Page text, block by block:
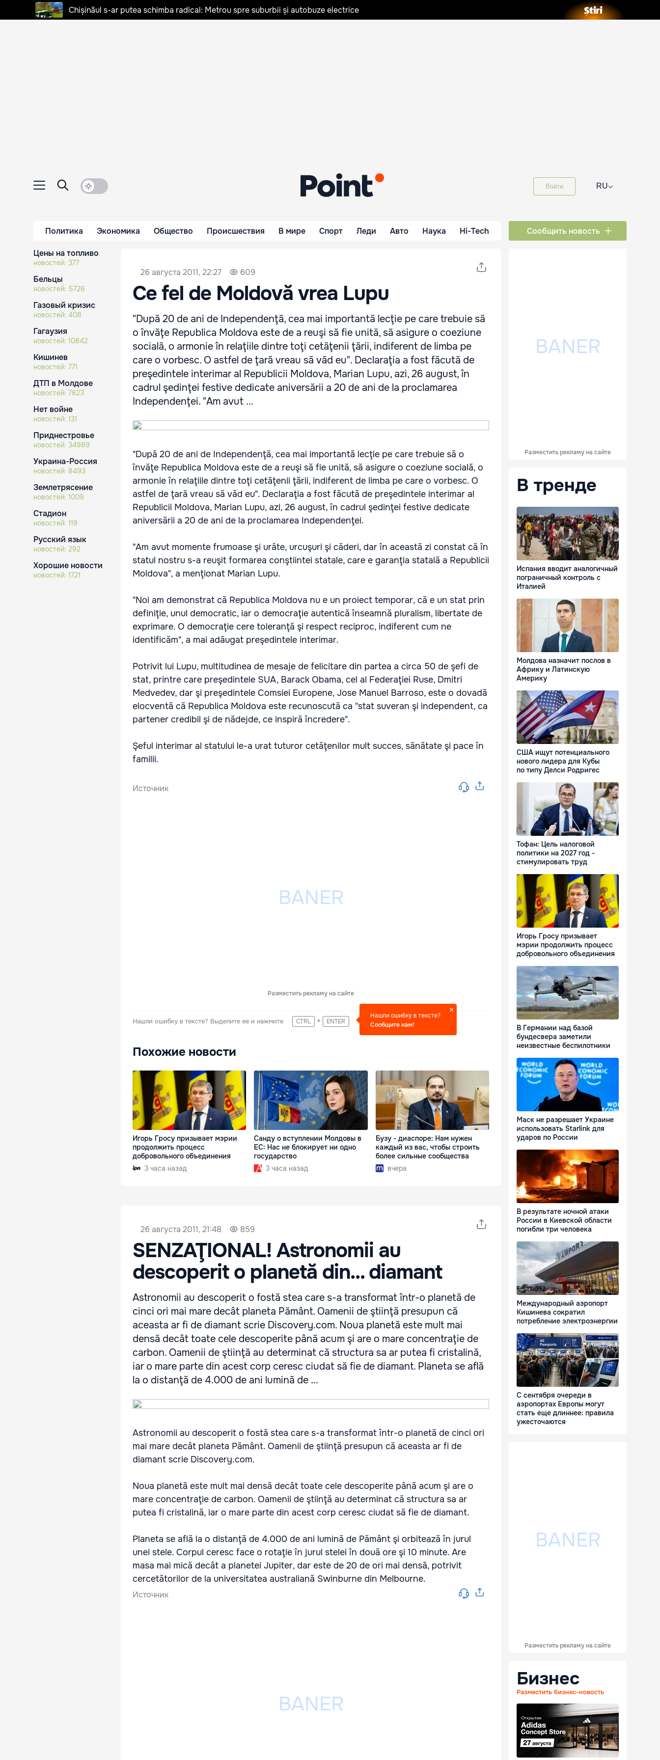
Chișinăul s-ar putea schimba radical: Metrou spre suburbii și autobuze electrice
Войти RU⌵
Политика Экономика Общество Происшествия В мире Спорт Леди Авто Наука Hi-Tech Сообщить новость
Цены на топливо
новостей: 377
Бельцы
новостей: 5726
Газовый кризис
новостей: 408
Гагаузия
новостей: 10842
Кишинев
новостей: 771
ДТП в Молдове
новостей: 7823
Нет войне
новостей: 131
Приднестровье
новостей: 34989
Украина-Россия
новостей: 8493
Землетрясение
новостей: 1009
Стадион
новостей: 119
Русский язык
новостей: 292
Хорошие новости
новостей: 1721
26 августа 2011, 22:27 609
Ce fel de Moldovă vrea Lupu
"După 20 de ani de Independenţă, cea mai importantă lecţie pe care trebuie să
o învăţe Republica Moldova este de a reuşi să fie unită, să asigure o coeziune
socială, o armonie în relaţiile dintre toţi cetăţenii ţării, indiferent de limba pe
care o vorbesc. O astfel de ţară vreau să văd eu". Declaraţia a fost făcută de
preşedintele interimar al Republicii Moldova, Marian Lupu, azi, 26 august, în
cadrul şedinţei festive dedicate aniversării a 20 de ani de la proclamarea
Independenţei. "Am avut ...
"După 20 de ani de Independenţă, cea mai importantă lecţie pe care trebuie să o
învăţe Republica Moldova este de a reuşi să fie unită, să asigure o coeziune socială, o
armonie în relaţiile dintre toţi cetăţenii ţării, indiferent de limba pe care o vorbesc. O
astfel de ţară vreau să văd eu". Declaraţia a fost făcută de preşedintele interimar al
Republicii Moldova, Marian Lupu, azi, 26 august, în cadrul şedinţei festive dedicate
aniversării a 20 de ani de la proclamarea Independenţei.
"Am avut momente frumoase şi urâte, urcuşuri şi căderi, dar în această zi constat că în
statul nostru s-a reuşit formarea conştiintei statale, care e garanţia statală a Republicii
Moldova", a menţionat Marian Lupu.
"Noi am demonstrat că Republica Moldova nu e un proiect temporar, că e un stat prin
definiţie, unul democratic, iar o democraţie autentică înseamnă pluralism, libertate de
exprimare. O democraţie cere toleranţă şi respect reciproc, indiferent cum ne
identificăm", a mai adăugat preşedintele interimar.
Potrivit lui Lupu, multitudinea de mesaje de felicitare din partea a circa 50 de şefi de
stat, printre care preşedintele SUA, Barack Obama, cel al Federaţiei Ruse, Dmitri
Medvedev, dar şi preşedintele Comsiei Europene, Jose Manuel Barroso, este o dovadă
elocventă că Republica Moldova este recunoscută ca "stat suveran şi independent, ca
partener credibil şi de nădejde, ce inspiră încredere".
Şeful interimar al statului le-a urat tuturor cetăţenilor mult succes, sănătate şi pace în
familii.
Источник
Разместить рекламу на сайте
Нашли ошибку в тексте? Выделите ее и нажмите CTRL + ENTER
Нашли ошибку в тексте?
Сообщите нам!
Похожие новости
Игорь Гросу призывает мэрии
продолжить процесс
добровольного объединения
3 часа назад
Санду о вступлении Молдовы в
ЕС: Нас не блокирует ни одно
государство
3 часа назад
Бузу - диаспоре: Нам нужен
каждый из вас, чтобы строить
более сильные сообщества
вчера
26 августа 2011, 21:48 859
SENZAŢIONAL! Astronomii au
descoperit o planetă din... diamant
Astronomii au descoperit o fostă stea care s-a transformat într-o planetă de
cinci ori mai mare decât planeta Pământ. Oamenii de ştiinţă presupun că
aceasta ar fi de diamant scrie Discovery.com. Noua planetă este mult mai
densă decât toate cele descoperite până acum şi are o mare concentraţie de
carbon. Oamenii de ştiinţă au determinat că structura sa ar putea fi cristalină,
iar o mare parte din acest corp ceresc ciudat să fie de diamant. Planeta se află
la o distanţă de 4.000 de ani lumină de ...
Astronomii au descoperit o fostă stea care s-a transformat într-o planetă de cinci ori
mai mare decât planeta Pământ. Oamenii de ştiinţă presupun că aceasta ar fi de
diamant scrie Discovery.com.
Noua planetă este mult mai densă decât toate cele descoperite până acum şi are o
mare concentraţie de carbon. Oamenii de ştiinţă au determinat că structura sa ar
putea fi cristalină, iar o mare parte din acest corp ceresc ciudat să fie de diamant.
Planeta se află la o distanţă de 4.000 de ani lumină de Pământ şi orbitează în jurul
unei stele. Corpul ceresc face o rotaţie în jurul stelei în două ore şi 10 minute. Are
masa mai mică decât a planetei Jupiter, dar este de 20 de ori mai densă, potrivit
cercetătorilor de la universitatea australiană Swinburne din Melbourne.
Источник
Разместить рекламу на сайте
В тренде
Испания вводит аналогичный
пограничный контроль с
Италией
Молдова назначит послов в
Африку и Латинскую
Америку
США ищут потенциального
нового лидера для Кубы
по типу Делси Родригес
Тофан: Цель налоговой
политики на 2027 год -
стимулировать труд
Игорь Гросу призывает
мэрии продолжить процесс
добровольного объединения
В Германии над базой
бундесвера заметили
неизвестные беспилотники
Маск не разрешает Украине
использовать Starlink для
ударов по России
В результате ночной атаки
России в Киевской области
погибли три человека
Международный аэропорт
Кишинева сократил
потребление электроэнергии
С сентября очереди в
аэропортах Европы могут
стать еще длиннее: правила
ужесточаются
Разместить рекламу на сайте
Бизнес
Разместить бизнес-новость